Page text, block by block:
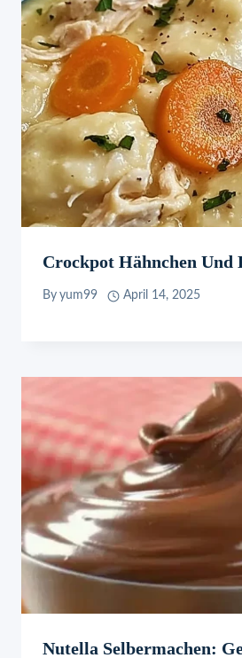
Crockpot Hähnchen Und
By yum99 April 14, 2025
Nutella Selbermachen: